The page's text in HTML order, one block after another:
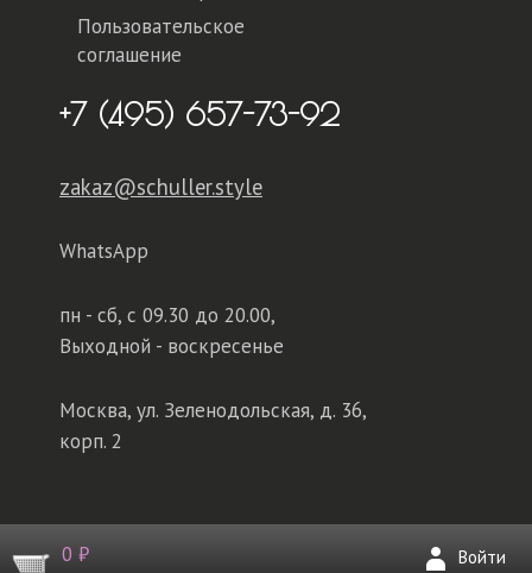
0 ₽ Войти
Пользовательское
соглашение
+7 (495) 657-73-92
zakaz@schuller.style
WhatsApp
пн - сб, с 09.30 до 20.00,
Выходной - воскресенье
Москва, ул. Зеленодольская, д. 36,
корп. 2